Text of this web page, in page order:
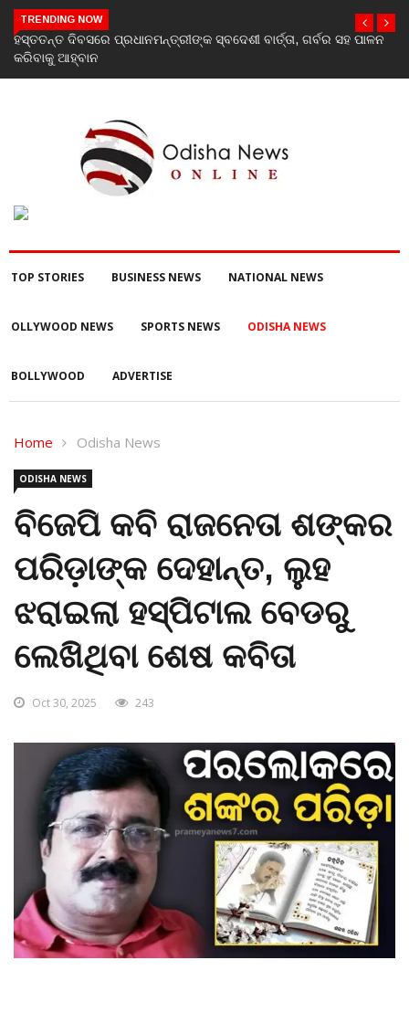
TRENDING NOW
ସହ ପାଳନ ଅଭିଆରା ଫାଉଣ୍ଡେସନ ପକ୍ଷରୁ ବନ୍ୟା ବିପନ୍ନଙ୍କୁ ଶୁଖିଲା
TOP STORIES BUSINESS NEWS NATIONAL NEWS
OLLYWOOD NEWS SPORTS NEWS ODISHA NEWS
BOLLYWOOD ADVERTISE
Home Odisha News
ODISHA NEWS
ବିଜେପି କବି ରାଜନେତା ଶଙ୍କର
ପରିଡ଼ାଙ୍କ ଦେହାନ୍ତ, ଲୁହ
ଝରାଇଲା ହସ୍ପିଟାଲ ବେଡରୁ
ଲେଖିଥିବା ଶେଷ କବିତା
Oct 30, 2025 243